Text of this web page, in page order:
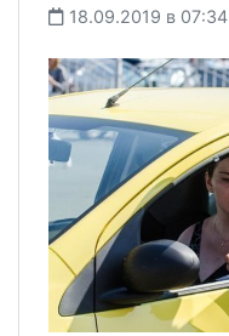
18.09.2019 в 07:34